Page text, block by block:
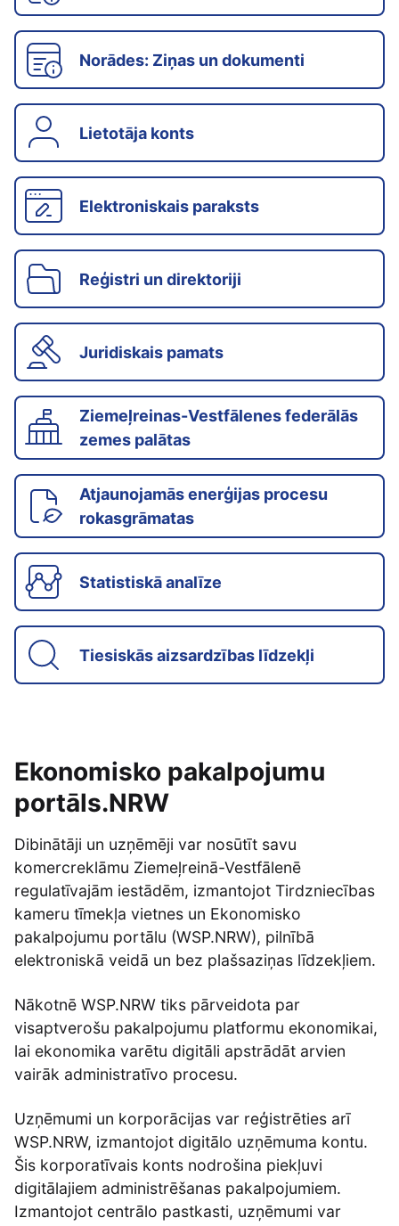
Norādes: Ziņas un dokumenti
Lietotāja konts
Elektroniskais paraksts
Reģistri un direktoriji
Juridiskais pamats
Ziemeļreinas-Vestfālenes federālās
zemes palātas
Atjaunojamās enerģijas procesu
rokasgrāmatas
Statistiskā analīze
Tiesiskās aizsardzības līdzekļi
Ekonomisko pakalpojumu
portāls.NRW
Dibinātāji un uzņēmēji var nosūtīt savu
komercreklāmu Ziemeļreinā-Vestfālenē
regulatīvajām iestādēm, izmantojot Tirdzniecības
kameru tīmekļa vietnes un Ekonomisko
pakalpojumu portālu (WSP.NRW), pilnībā
elektroniskā veidā un bez plašsaziņas līdzekļiem.
Nākotnē WSP.NRW tiks pārveidota par
visaptverošu pakalpojumu platformu ekonomikai,
lai ekonomika varētu digitāli apstrādāt arvien
vairāk administratīvo procesu.
Uzņēmumi un korporācijas var reģistrēties arī
WSP.NRW, izmantojot digitālo uzņēmuma kontu.
Šis korporatīvais konts nodrošina piekļuvi
digitālajiem administrēšanas pakalpojumiem.
Izmantojot centrālo pastkasti, uzņēmumi var